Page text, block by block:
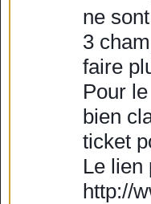
ne
3
faire
Pour
bien
ticket
Le lien
http://